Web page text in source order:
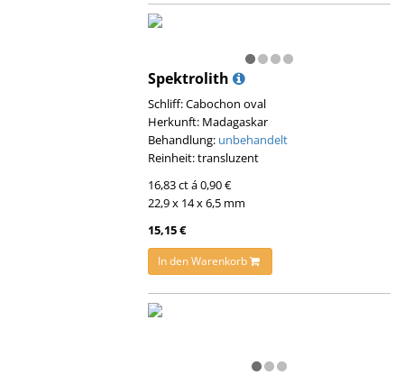
Spektrolith
Schliff: Cabochon oval
Herkunft: Madagaskar
Behandlung: unbehandelt
Reinheit: transluzent
16,83 ct á 0,90 €
22,9 x 14 x 6,5 mm
15,15 €
In den Warenkorb